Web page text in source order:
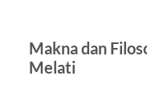
Makna dan
Melati